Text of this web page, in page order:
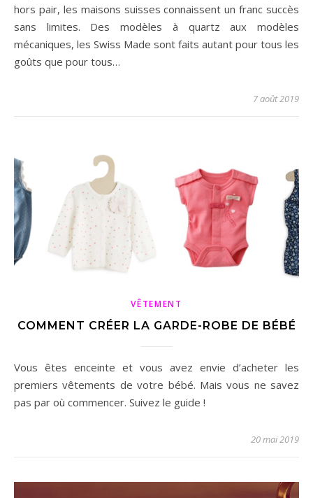
hors pair, les maisons suisses connaissent un franc succès
sans limites. Des modèles à quartz aux modèles
mécaniques, les Swiss Made sont faits autant pour tous les
goûts que pour tous…
7 août 2019
VÊTEMENT
COMMENT CRÉER LA GARDE-ROBE DE BÉBÉ
Vous êtes enceinte et vous avez envie d’acheter les
premiers vêtements de votre bébé. Mais vous ne savez
pas par où commencer. Suivez le guide !
20 mai 2019